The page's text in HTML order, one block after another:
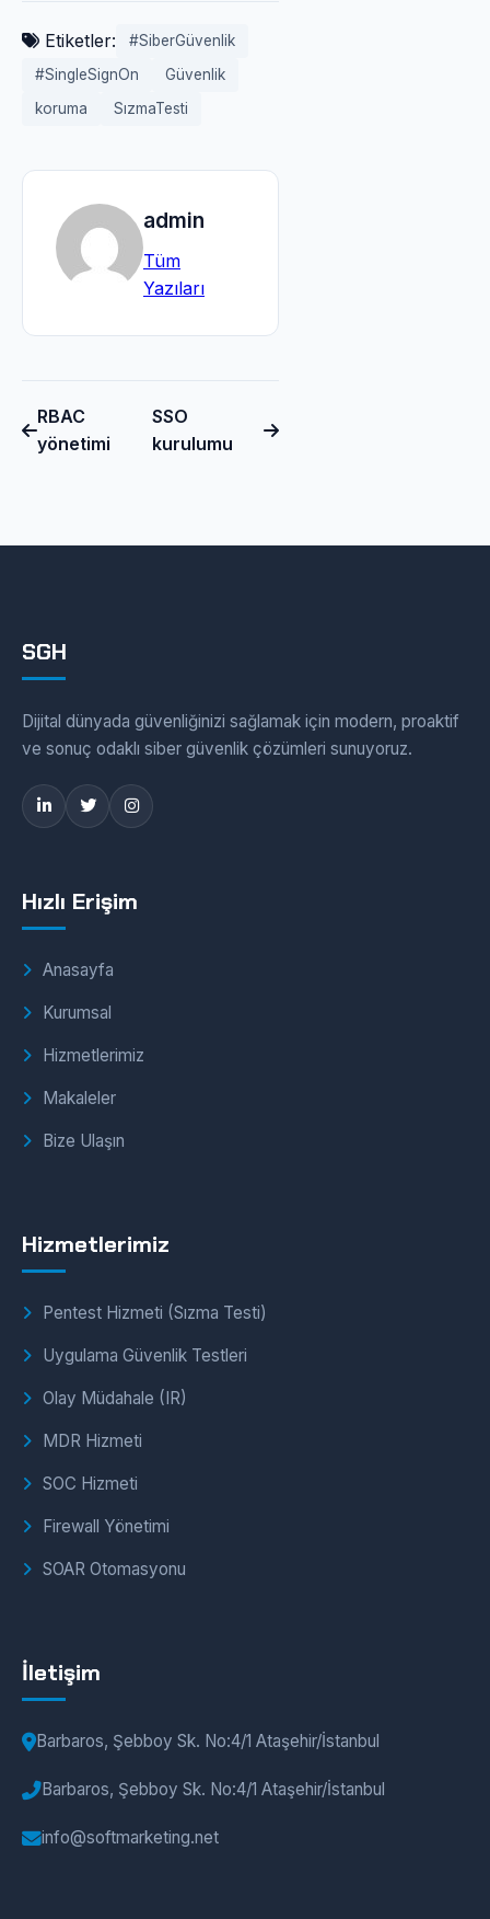
Etiketler:
#SiberGüvenlik
#SingleSignOn
Güvenlik
koruma
SızmaTesti
admin
Tüm
Yazıları
RBAC
yönetimi
SSO
kurulumu
SGH
Dijital dünyada güvenliğinizi sağlamak için modern, proaktif
ve sonuç odaklı siber güvenlik çözümleri sunuyoruz.
Hızlı Erişim
Anasayfa
Kurumsal
Hizmetlerimiz
Makaleler
Bize Ulaşın
Hizmetlerimiz
Pentest Hizmeti (Sızma Testi)
Uygulama Güvenlik Testleri
Olay Müdahale (IR)
MDR Hizmeti
SOC Hizmeti
Firewall Yönetimi
SOAR Otomasyonu
İletişim
Barbaros, Şebboy Sk. No:4/1 Ataşehir/İstanbul
Barbaros, Şebboy Sk. No:4/1 Ataşehir/İstanbul
info@softmarketing.net